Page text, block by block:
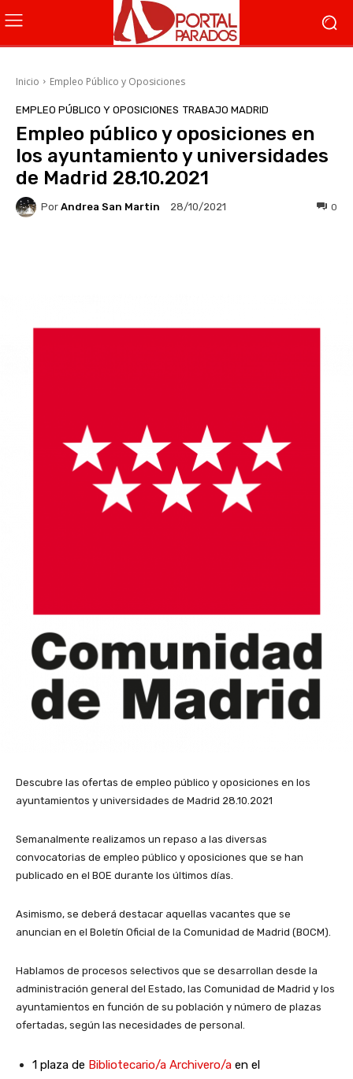
Inicio Empleo Público y Oposiciones
EMPLEO PÚBLICO Y OPOSICIONES TRABAJO MADRID
Empleo público y oposiciones en
los ayuntamiento y universidades
de Madrid 28.10.2021
Por Andrea San Martin 28/10/2021 0
Descubre las ofertas de empleo público y oposiciones en los
ayuntamientos y universidades de Madrid 28.10.2021
Semanalmente realizamos un repaso a las diversas
convocatorias de empleo público y oposiciones que se han
publicado en el BOE durante los últimos días.
Asimismo, se deberá destacar aquellas vacantes que se
anuncian en el Boletín Oficial de la Comunidad de Madrid (BOCM).
Hablamos de procesos selectivos que se desarrollan desde la
administración general del Estado, las Comunidad de Madrid y los
ayuntamientos en función de su población y número de plazas
ofertadas, según las necesidades de personal.
1 plaza de Bibliotecario/a Archivero/a en el